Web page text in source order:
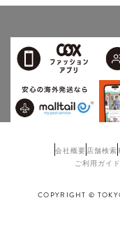
会社概要 店舗検索
ご利用ガイド
COPYRIGHT ©